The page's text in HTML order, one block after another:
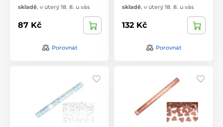
skladě, v úterý 18. 8. u vás
87 Kč
Porovnat
skladě, v úterý 18. 8. u vás
132 Kč
Porovnat